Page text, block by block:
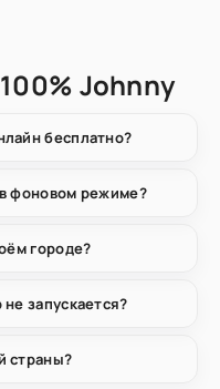
Johnny
бесплатно?
фоновом режиме?
городе?
запускается?
страны?